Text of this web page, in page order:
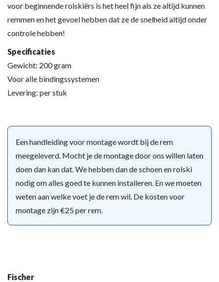
voor beginnende rolskiërs is het heel fijn als ze altijd kunnen
remmen en het gevoel hebben dat ze de snelheid altijd onder
controle hebben!
Specificaties
Gewicht: 200 gram
Voor alle bindingssystemen
Levering: per stuk
Een handleiding voor montage wordt bij de rem
meegeleverd. Mocht je de montage door ons willen laten
doen dan kan dat. We hebben dan de schoen en rolski
nodig om alles goed te kunnen installeren. En we moeten
weten aan welke voet je de rem wil. De kosten voor
montage zijn €25 per rem.
Fischer